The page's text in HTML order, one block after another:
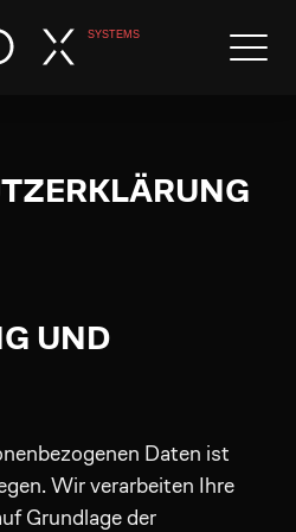
UND
Daten ist
Wir verarbeiten Ihre
Grundlage der